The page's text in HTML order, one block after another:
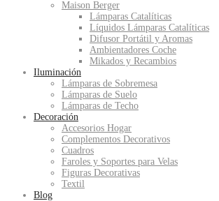
Maison Berger
Lámparas Catalíticas
Líquidos Lámparas Catalíticas
Difusor Portátil y Aromas
Ambientadores Coche
Mikados y Recambios
Iluminación
Lámparas de Sobremesa
Lámparas de Suelo
Lámparas de Techo
Decoración
Accesorios Hogar
Complementos Decorativos
Cuadros
Faroles y Soportes para Velas
Figuras Decorativas
Textil
Blog